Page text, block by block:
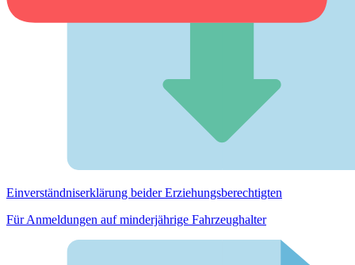
Einverständnis­erklärung beider Erziehungs­berechtigten
Für Anmeldungen auf minderjährige Fahrzeughalter